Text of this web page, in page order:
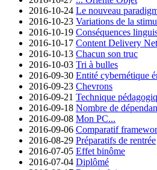
2016-10-24 Le nouveau
2016-10-23 Variations de la
2016-10-19 Conséquences
2016-10-17 Content Delivery
2016-10-13 Chacun son truc
2016-10-03 Tri à bulles
2016-09-30 Entité cybernétique
2016-09-23 Chevrons
2016-09-21 Technique
2016-09-18 Nombre de
2016-09-08 Mon PC...
2016-09-06 Comparatif
2016-08-29 Préparatifs de rentrée
2016-07-05 Effet binôme
2016-07-04 Diplômé